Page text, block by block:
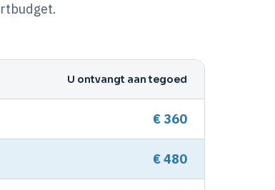
U ontvangt aan tegoed
€ 360
€ 480